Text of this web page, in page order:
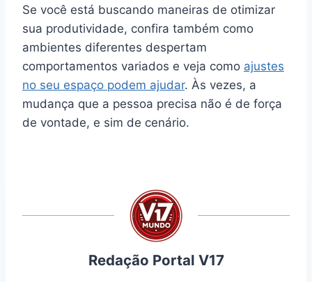
Se você está buscando maneiras de otimizar
sua produtividade, confira também como
ambientes diferentes despertam
comportamentos variados e veja como ajustes
no seu espaço podem ajudar. Às vezes, a
mudança que a pessoa precisa não é de força
de vontade, e sim de cenário.
Redação Portal V17